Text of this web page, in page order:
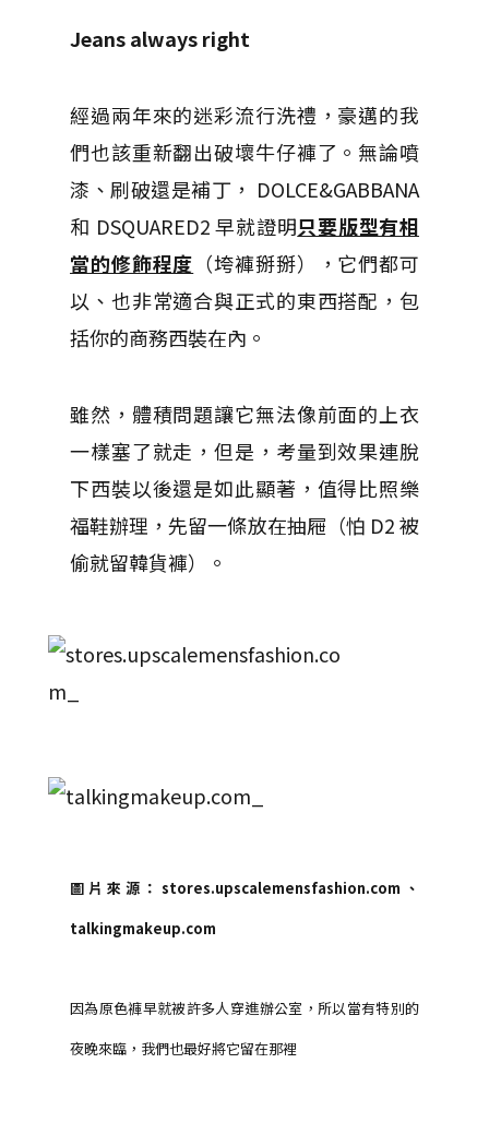
Jeans always right
經過兩年來的迷彩流行洗禮，豪邁的我
們也該重新翻出破壞牛仔褲了。無論噴
漆、刷破還是補丁， DOLCE&GABBANA
和 DSQUARED2 早就證明只要版型有相
當的修飾程度 （垮褲掰掰），它們都可
以、也非常適合與正式的東西搭配，包
括你的商務西裝在內。
雖然，體積問題讓它無法像前面的上衣
一樣塞了就走，但是，考量到效果連脫
下西裝以後還是如此顯著，值得比照樂
福鞋辦理，先留一條放在抽屜（怕 D2 被
偷就留韓貨褲）。
圖片來源：stores.upscalemensfashion.com、
talkingmakeup.com
因為原色褲早就被許多人穿進辦公室，所以當有特別的
夜晚來臨，我們也最好將它留在那裡